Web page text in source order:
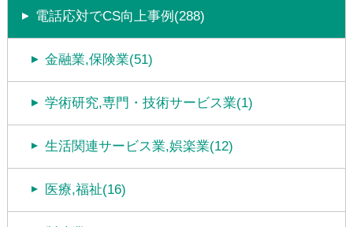
電話応対でCS向上事例(288)
金融業,保険業(51)
学術研究,専門・技術サービス業(1)
生活関連サービス業,娯楽業(12)
医療,福祉(16)